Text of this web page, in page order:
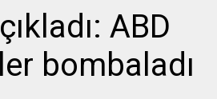
ABD
bombaladı